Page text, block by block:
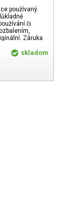
používaný.
či
Záruka
skladom